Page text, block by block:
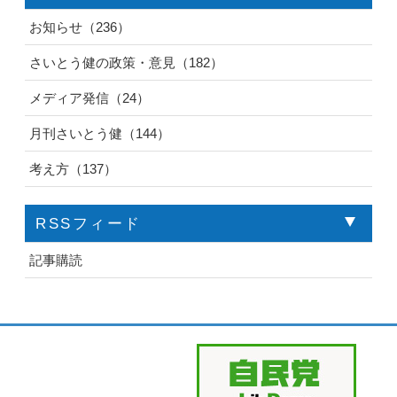
お知らせ（236）
さいとう健の政策・意見（182）
メディア発信（24）
月刊さいとう健（144）
考え方（137）
RSSフィード
記事購読